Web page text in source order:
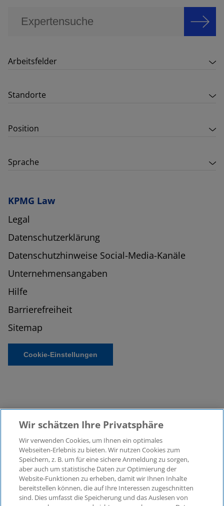
Arbeitsfelder
Standorte
Position
Sprache
KPMG Law
Legal
Datenschutzerklärung
Datenschutzhinweise Social-Media-Kanäle
Unternehmensangaben
Hilfe
Barrierefreiheit
Sitemap
Cookie-Einstellungen
©2026 KPMG Law Rechtsanwaltsgesellschaft mbH,
assoziiert mit der KPMG AG
Wirtschaftsprüfungsgesellschaft, einer
Aktiengesellschaft nach deutschem Recht und ein
Mitglied der globalen KPMG-Organisation
Wir schätzen Ihre Privatsphäre
Wir verwenden Cookies, um Ihnen ein optimales
Webseiten-Erlebnis zu bieten. Wir nutzen Cookies zum
Speichern, z. B. um für eine sichere Anmeldung zu sorgen,
aber auch um statistische Daten zur Optimierung der
Website-Funktionen zu erheben, damit wir Ihnen Inhalte
bereitstellen können, die auf Ihre Interessen zugeschnitten
sind. Dies umfasst die Speicherung und das Auslesen von